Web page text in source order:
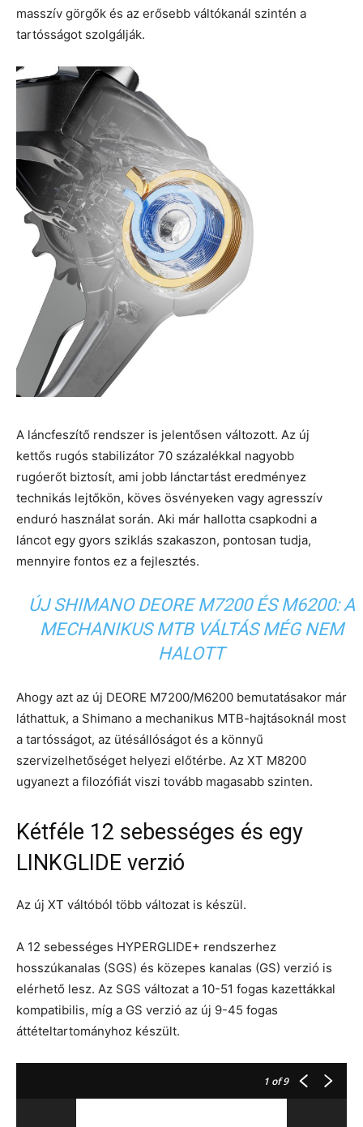
masszív görgők és az erősebb váltókanál szintén a
tartósságot szolgálják.
A láncfeszítő rendszer is jelentősen változott. Az új
kettős rugós stabilizátor 70 százalékkal nagyobb
rugóerőt biztosít, ami jobb lánctartást eredményez
technikás lejtőkön, köves ösvényeken vagy agresszív
enduró használat során. Aki már hallotta csapkodni a
láncot egy gyors sziklás szakaszon, pontosan tudja,
mennyire fontos ez a fejlesztés.
ÚJ SHIMANO DEORE M7200 ÉS M6200: A
MECHANIKUS MTB VÁLTÁS MÉG NEM
HALOTT
Ahogy azt az új DEORE M7200/M6200 bemutatásakor már
láthattuk, a Shimano a mechanikus MTB-hajtásoknál most
a tartósságot, az ütésállóságot és a könnyű
szervizelhetőséget helyezi előtérbe. Az XT M8200
ugyanezt a filozófiát viszi tovább magasabb szinten.
Kétféle 12 sebességes és egy
LINKGLIDE verzió
Az új XT váltóból több változat is készül.
A 12 sebességes HYPERGLIDE+ rendszerhez
hosszúkanalas (SGS) és közepes kanalas (GS) verzió is
elérhető lesz. Az SGS változat a 10-51 fogas kazettákkal
kompatibilis, míg a GS verzió az új 9-45 fogas
áttételtartományhoz készült.
1 of 9